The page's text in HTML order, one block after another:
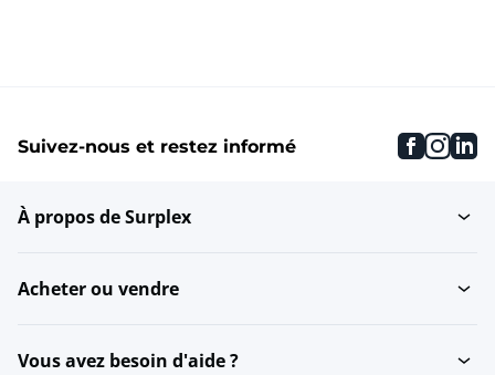
Suivez-nous et restez informé
À propos de Surplex
Acheter ou vendre
Vous avez besoin d'aide ?